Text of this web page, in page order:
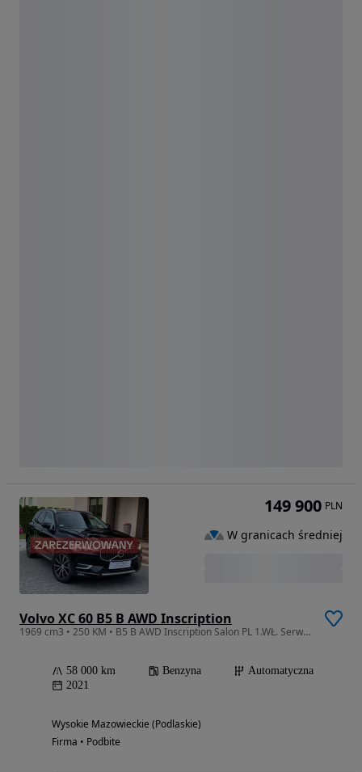
Volvo XC 60 B5 B AWD Inscription
1969 cm3 • 250 KM • B5 B AWD Inscription Salon PL 1.WŁ. Serwis ASO VOLVO
58 000 km Benzyna
Automatyczna
2021
Wysokie Mazowieckie (Podlaskie)
Firma • Podbite
149 900 PLN
W granicach średniej